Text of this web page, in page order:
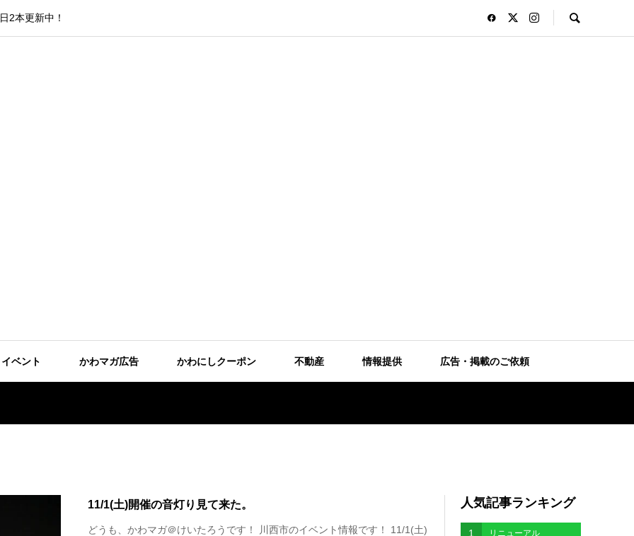
2本更新中！
イベント かわマガ広告 かわにしクーポン 不動産 情報提供 広告・掲載のご依頼
11/1(土)開催の音灯り見て来た。
どうも、かわマガ＠けいたろうです！ 川西市のイベント情報です！ 11/1(土)
人気記事ランキング
1 リニューアル